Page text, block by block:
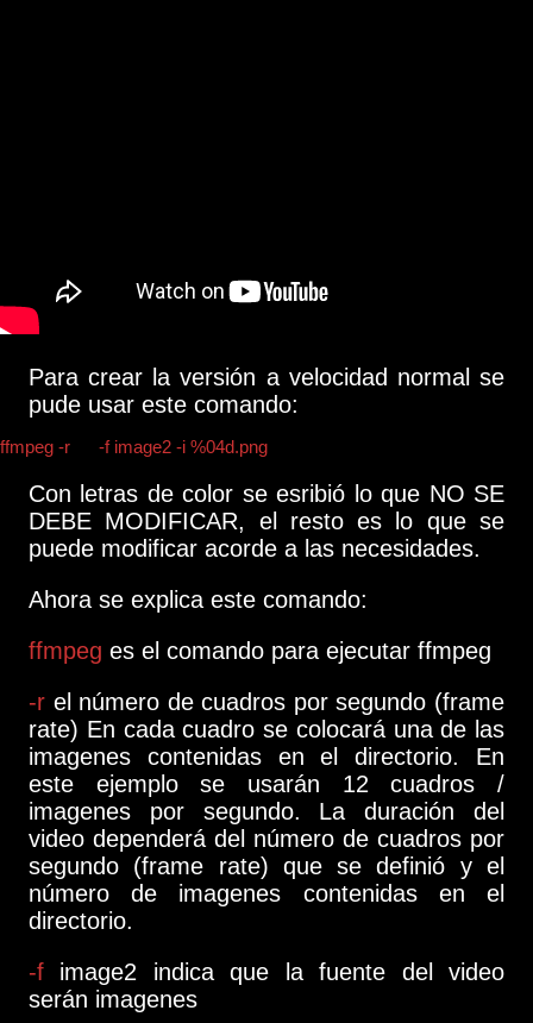
Para crear la versión a velocidad normal se
pude usar este comando:
ffmpeg -r -f image2 -i %04d.png
Con letras de color se esribió lo que NO SE
DEBE MODIFICAR, el resto es lo que se
puede modificar acorde a las necesidades.
Ahora se explica este comando:
ffmpeg es el comando para ejecutar ffmpeg
-r el número de cuadros por segundo (frame
rate) En cada cuadro se colocará una de las
imagenes contenidas en el directorio. En
este ejemplo se usarán 12 cuadros /
imagenes por segundo. La duración del
video dependerá del número de cuadros por
segundo (frame rate) que se definió y el
número de imagenes contenidas en el
directorio.
-f image2 indica que la fuente del video
serán imagenes